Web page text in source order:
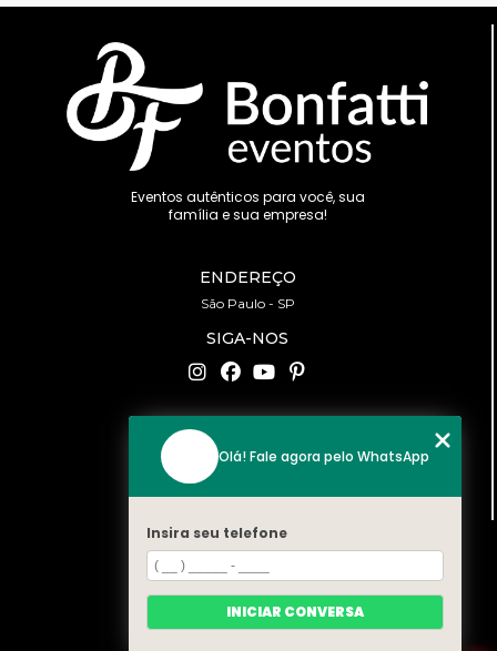
Eventos autênticos para você, sua
família e sua empresa!
ENDEREÇO
São Paulo - SP
SIGA-NOS
CONTATO
(11) 94519-2422
contato@bonfattieventos.com.br
MENU
HOME
A BONFATTI
SERVIÇOS
Olá! Fale agora pelo WhatsApp
Insira seu telefone
INICIAR CONVERSA